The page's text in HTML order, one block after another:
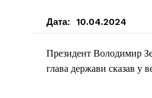
Дата: 10.04.2024
Президент Володимир
глава держави сказав у